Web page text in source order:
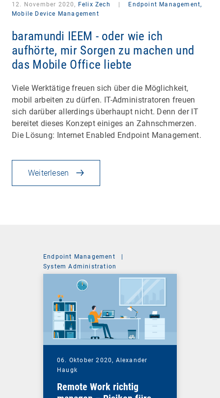
12. November 2020, Felix Zech
Endpoint Management,
Mobile Device Management
baramundi IEEM - oder wie ich
aufhörte, mir Sorgen zu machen und
das Mobile Office liebte
Viele Werktätige freuen sich über die Möglichkeit,
mobil arbeiten zu dürfen. IT-Administratoren freuen
sich darüber allerdings überhaupt nicht. Denn der IT
bereitet dieses Konzept einiges an Zahnschmerzen.
Die Lösung: Internet Enabled Endpoint Management.
Weiterlesen
Endpoint Management
|
System Administration
06. Oktober 2020, Alexander
Haugk
Remote Work richtig